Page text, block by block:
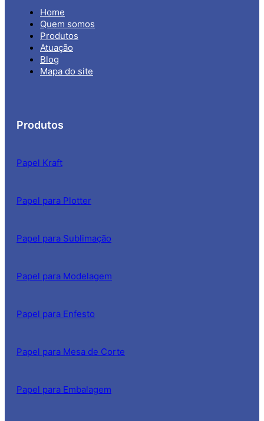
Home
Quem somos
Produtos
Atuação
Blog
Mapa do site
Produtos
Papel Kraft
Papel para Plotter
Papel para Sublimação
Papel para Modelagem
Papel para Enfesto
Papel para Mesa de Corte
Papel para Embalagem